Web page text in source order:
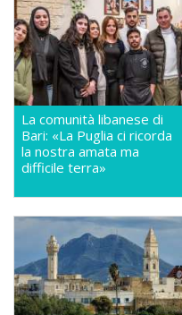
La comunità libanese di
Bari: «La Puglia ci ricorda
la nostra amata ma
difficile terra»